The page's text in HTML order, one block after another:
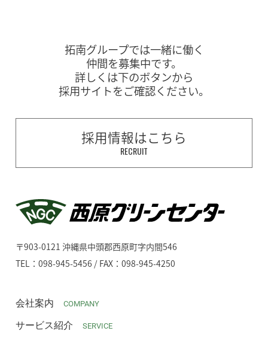
拓南グループでは一緒に働く
仲間を募集中です。
詳しくは下のボタンから
採用サイトをご確認ください。
採用情報はこちら
RECRUIT
〒903-0121 沖縄県中頭郡西原町字内間546
TEL：098-945-5456 / FAX：098-945-4250
会社案内 COMPANY
サービス紹介 SERVICE